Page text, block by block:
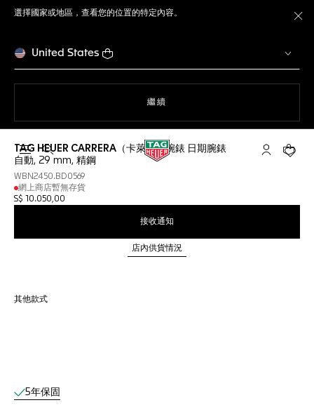
選擇國家或地區，查看您的位置的特定內容。
United States
繼續
開啟搜尋 「我的TAG
您的
TAG HEUER CARRERA（卡萊拉）腕錶 日期腕錶
自動, 29 mm, 精鋼
WBN2450.BD0569
網上商店暫無存貨
S$ 10.050,00
接收通知
店內供貨情況
其他款式
網上服務
5年保固